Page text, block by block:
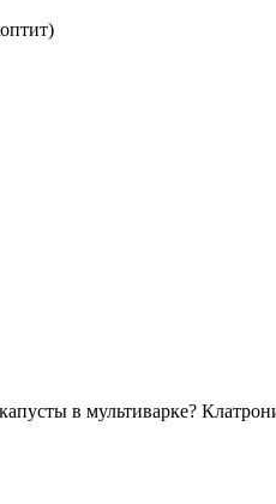
в мультиварке?